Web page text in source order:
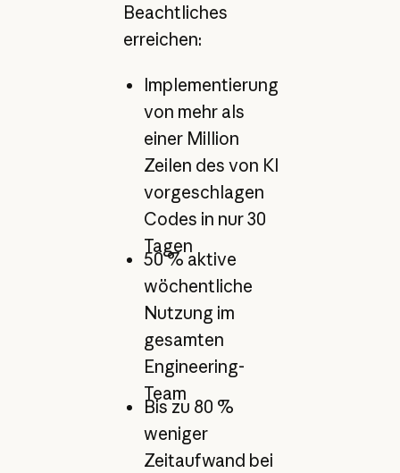
Beachtliches
erreichen:
Implementierung
von mehr als
einer Million
Zeilen des von KI
vorgeschlagen
Codes in nur 30
Tagen
50 % aktive
wöchentliche
Nutzung im
gesamten
Engineering-
Team
Bis zu 80 %
weniger
Zeitaufwand bei